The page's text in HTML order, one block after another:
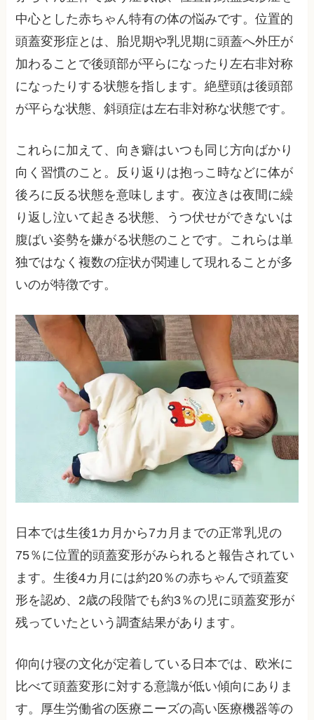
中心とした赤ちゃん特有の体の悩みです。位置的
頭蓋変形症とは、胎児期や乳児期に頭蓋へ外圧が
加わることで後頭部が平らになったり左右非対称
になったりする状態を指します。絶壁頭は後頭部
が平らな状態、斜頭症は左右非対称な状態です。
これらに加えて、向き癖はいつも同じ方向ばかり
向く習慣のこと。反り返りは抱っこ時などに体が
後ろに反る状態を意味します。夜泣きは夜間に繰
り返し泣いて起きる状態、うつ伏せができないは
腹ばい姿勢を嫌がる状態のことです。これらは単
独ではなく複数の症状が関連して現れることが多
いのが特徴です。
日本では生後1カ月から7カ月までの正常乳児の
75％に位置的頭蓋変形がみられると報告されてい
ます。生後4カ月には約20％の赤ちゃんで頭蓋変
形を認め、2歳の段階でも約3％の児に頭蓋変形が
残っていたという調査結果があります。
仰向け寝の文化が定着している日本では、欧米に
比べて頭蓋変形に対する意識が低い傾向にありま
す。厚生労働省の医療ニーズの高い医療機器等の